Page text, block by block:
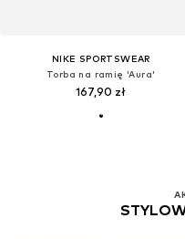
NIKE SPORTSWEAR
Torba na ramię 'Aura'
167,90 zł